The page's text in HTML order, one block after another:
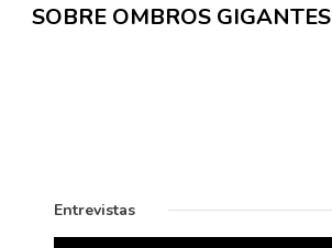
SOBRE OMBROS GIGANTES
Entrevistas